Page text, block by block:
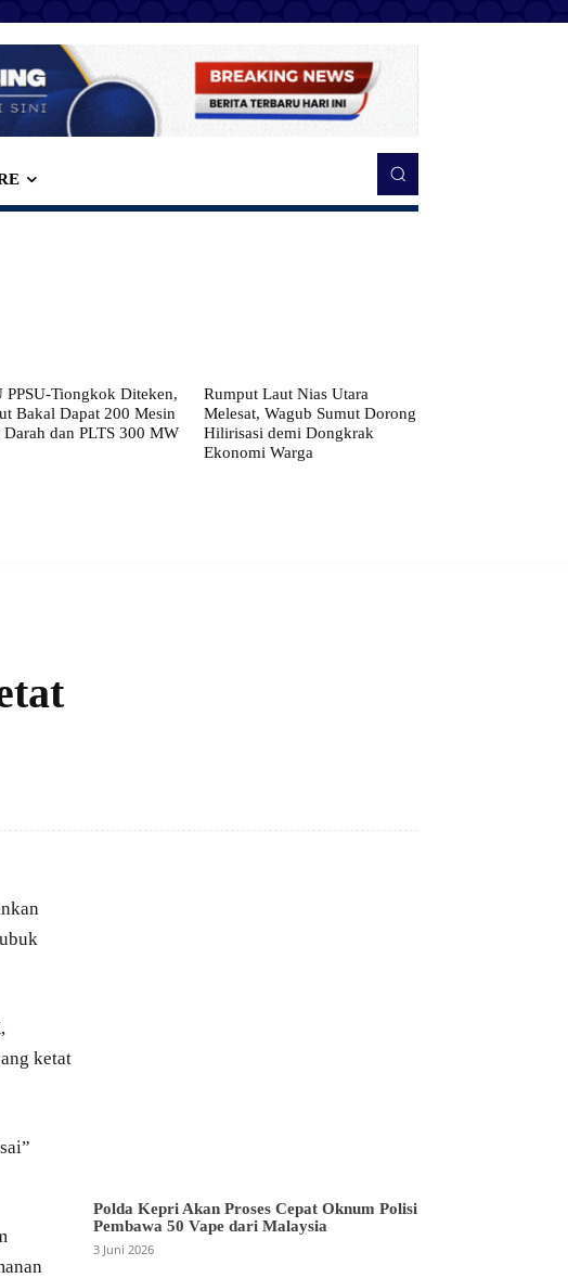
PPSU-Tiongkok Diteken,
Bakal Dapat 200 Mesin
Darah dan PLTS 300 MW
Rumput Laut Nias Utara
Melesat, Wagub Sumut Dorong
Hilirisasi demi Dongkrak
Ekonomi Warga
ketat
Polda Kepri Akan Proses Cepat Oknum Polisi
Pembawa 50 Vape dari Malaysia
3 Juni 2026